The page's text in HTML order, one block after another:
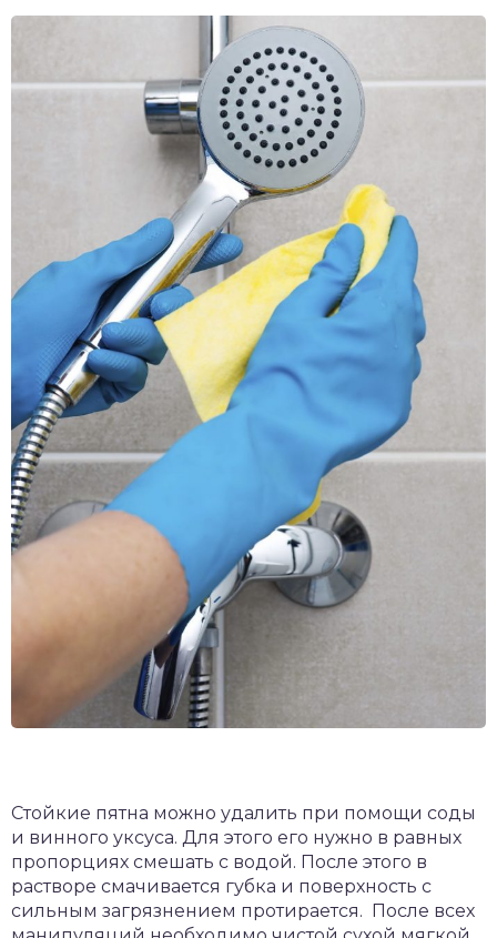
Стойкие пятна можно удалить при помощи соды
и винного уксуса. Для этого его нужно в равных
пропорциях смешать с водой. После этого в
растворе смачивается губка и поверхность с
сильным загрязнением протирается. После всех